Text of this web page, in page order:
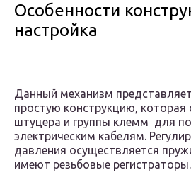
Особенности
настройка
Данный механизм
простую конструкцию, которая
штуцера и группы клемм для
электрическим кабелям.
давления осуществляется
имеют резьбовые регистраторы.